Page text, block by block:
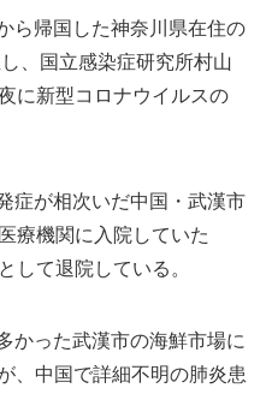
ら帰国した神奈川県在住の
、国立感染症研究所村山
に新型コロナウイルスの
症が相次いだ中国・武漢市
療機関に入院していた
して退院している。
かった武漢市の海鮮市場に
、中国で詳細不明の肺炎患